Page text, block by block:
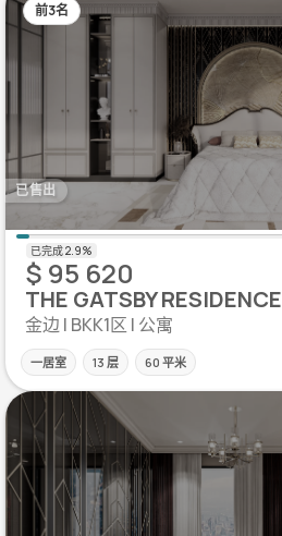
前3名
已售出
$ 95 620
THE GATSBY RESIDENCE
金边 | BKK1区 | 公寓
一居室 13 层 60 平米